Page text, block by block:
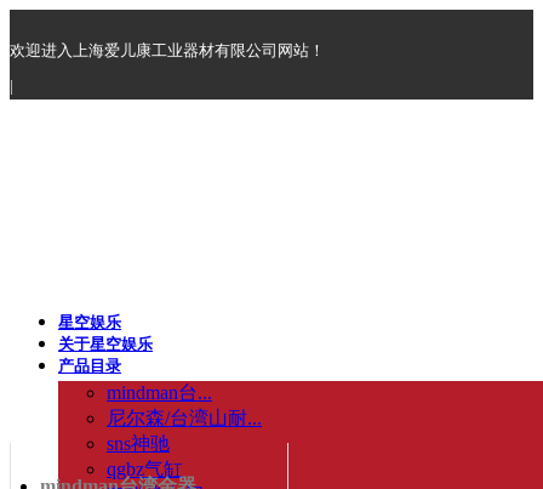
欢迎进入上海爱儿康工业器材有限公司网站！
|
星空娱乐
关于星空娱乐
产品目录
mindman台...
尼尔森/台湾山耐...
sns神驰
qgbz气缸